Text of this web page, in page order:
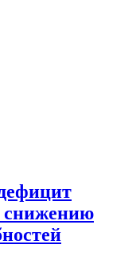
снижению